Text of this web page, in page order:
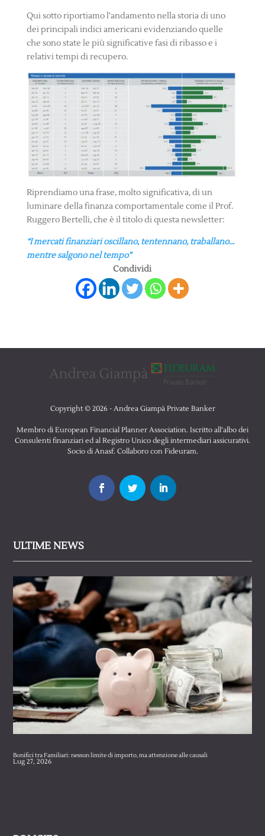
Qui sotto riportiamo l’andamento nella storia di uno
dei principali indici americani evidenziando quelle
che sono state le più significative fasi di ribasso e i
relativi tempi di recupero.
Riprendiamo una frase, molto significativa, di un
luminare della finanza comportamentale come il Prof.
Ruggero Bertelli, che è il titolo di questa newsletter:
“I mercati finanziari oscillano, tentennano, traballano…
mentre salgono nel tempo”
Condividi
Copyright © 2026 - Andrea Giampà Private Banker
Membro di European Financial Planner Association. Iscritto all’albo dei
Consulenti finanziari ed al Registro Unico degli intermediari assicurativi.
Socio di Anasf. Collaboro con Fideuram.
ULTIME NEWS
Bonifici tra Familiari: nessun limite di importo, ma attenzione alle causali
Lug 27, 2026